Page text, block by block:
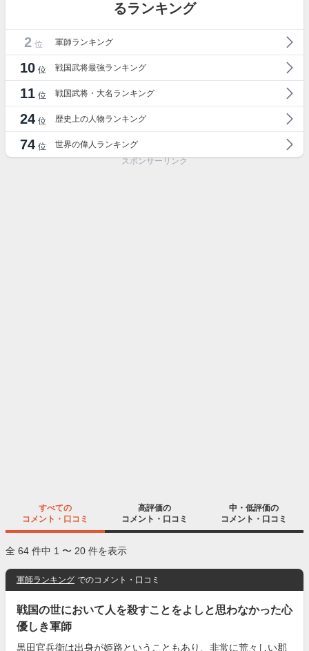
るランキング
2 位 軍師ランキング
10 位 戦国武将最強ランキング
11 位 戦国武将・大名ランキング
24 位 歴史上の人物ランキング
74 位
世界の偉人ランキング
スポンサーリンク
すべての
コメント・口コミ
高評価の
コメント・口コミ
中・低評価の
コメント・口コミ
全 64 件中 1 〜 20 件を表示
軍師ランキング でのコメント・口コミ
戦国の世において人を殺すことをよしと思わなかった心
優しき軍師
黒田官兵衛は出身が姫路ということもあり、非常に荒々しい郡